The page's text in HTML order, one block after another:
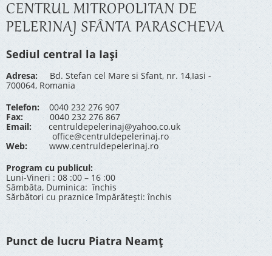
CENTRUL MITROPOLITAN DE
PELERINAJ SFÂNTA PARASCHEVA
Sediul central la Iași
Adresa: Bd. Stefan cel Mare si Sfant, nr. 14,Iasi -
700064, Romania
Telefon: 0040 232 276 907
Fax: 0040 232 276 867
Email:
centruldepelerinaj@yahoo.co.uk
office@centruldepelerinaj.ro
Web:
www.centruldepelerinaj.ro
Program cu publicul:
Luni-Vineri : 08 :00 – 16 :00
Sâmbăta, Duminica: închis
Sărbători cu praznice împărătești: închis
Punct de lucru Piatra Neamț